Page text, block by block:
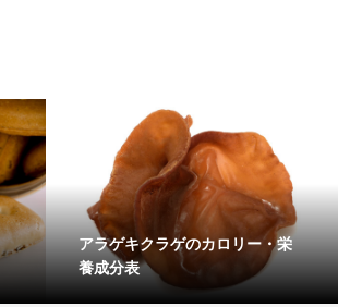
アラゲキクラゲのカロリー・栄
養成分表